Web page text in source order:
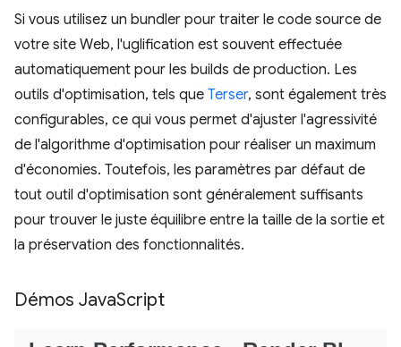
Si vous utilisez un bundler pour traiter le code source de
votre site Web, l'uglification est souvent effectuée
automatiquement pour les builds de production. Les
outils d'optimisation, tels que Terser, sont également très
configurables, ce qui vous permet d'ajuster l'agressivité
de l'algorithme d'optimisation pour réaliser un maximum
d'économies. Toutefois, les paramètres par défaut de
tout outil d'optimisation sont généralement suffisants
pour trouver le juste équilibre entre la taille de la sortie et
la préservation des fonctionnalités.
Démos JavaScript